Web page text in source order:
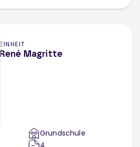
EINHEIT
René Magritte
Grundschule
4